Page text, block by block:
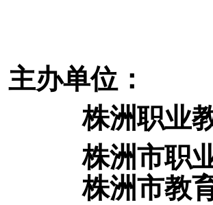
主办单位：
株洲职业
株洲市职
株洲市教